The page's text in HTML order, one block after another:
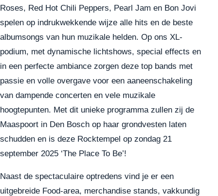
Roses, Red Hot Chili Peppers, Pearl Jam en Bon Jovi
spelen op indrukwekkende wijze alle hits en de beste
albumsongs van hun muzikale helden. Op ons XL-
podium, met dynamische lichtshows, special effects en
in een perfecte ambiance zorgen deze top bands met
passie en volle overgave voor een aaneenschakeling
van dampende concerten en vele muzikale
hoogtepunten. Met dit unieke programma zullen zij de
Maaspoort in Den Bosch op haar grondvesten laten
schudden en is deze Rocktempel op zondag 21
september 2025 ‘The Place To Be’!
Naast de spectaculaire optredens vind je er een
uitgebreide Food-area, merchandise stands, vakkundig